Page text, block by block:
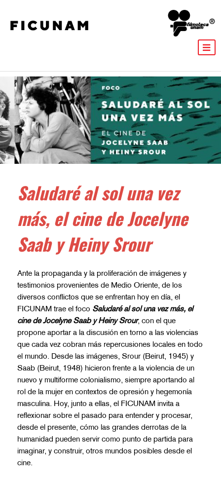
Saludaré al sol una vez
más, el cine de Jocelyne
Saab y Heiny Srour
Ante la propaganda y la proliferación de imágenes y
testimonios provenientes de Medio Oriente, de los
diversos conflictos que se enfrentan hoy en día, el
FICUNAM trae el foco Saludaré al sol una vez más, el
cine de Jocelyne Saab y Heiny Srour, con el que
propone aportar a la discusión en torno a las violencias
que cada vez cobran más repercusiones locales en todo
el mundo. Desde las imágenes, Srour (Beirut, 1945) y
Saab (Beirut, 1948) hicieron frente a la violencia de un
nuevo y multiforme colonialismo, siempre aportando al
rol de la mujer en contextos de opresión y hegemonía
masculina. Hoy, junto a ellas, el FICUNAM invita a
reflexionar sobre el pasado para entender y procesar,
desde el presente, cómo las grandes derrotas de la
humanidad pueden servir como punto de partida para
imaginar, y construir, otros mundos posibles desde el
cine.